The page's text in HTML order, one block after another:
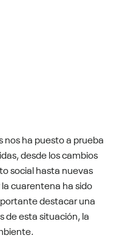
nos ha puesto a prueba
desde los cambios
social hasta nuevas
cuarentena ha sido
destacar una
de esta situación, la